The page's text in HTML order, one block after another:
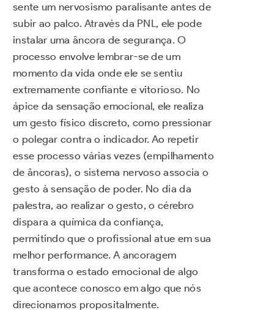
sente um nervosismo paralisante antes de
subir ao palco. Através da PNL, ele pode
instalar uma âncora de segurança. O
processo envolve lembrar-se de um
momento da vida onde ele se sentiu
extremamente confiante e vitorioso. No
ápice da sensação emocional, ele realiza
um gesto físico discreto, como pressionar
o polegar contra o indicador. Ao repetir
esse processo várias vezes (empilhamento
de âncoras), o sistema nervoso associa o
gesto à sensação de poder. No dia da
palestra, ao realizar o gesto, o cérebro
dispara a química da confiança,
permitindo que o profissional atue em sua
melhor performance. A ancoragem
transforma o estado emocional de algo
que acontece conosco em algo que nós
direcionamos propositalmente.